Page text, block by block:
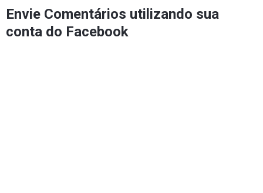
Envie Comentários utilizando sua
conta do Facebook